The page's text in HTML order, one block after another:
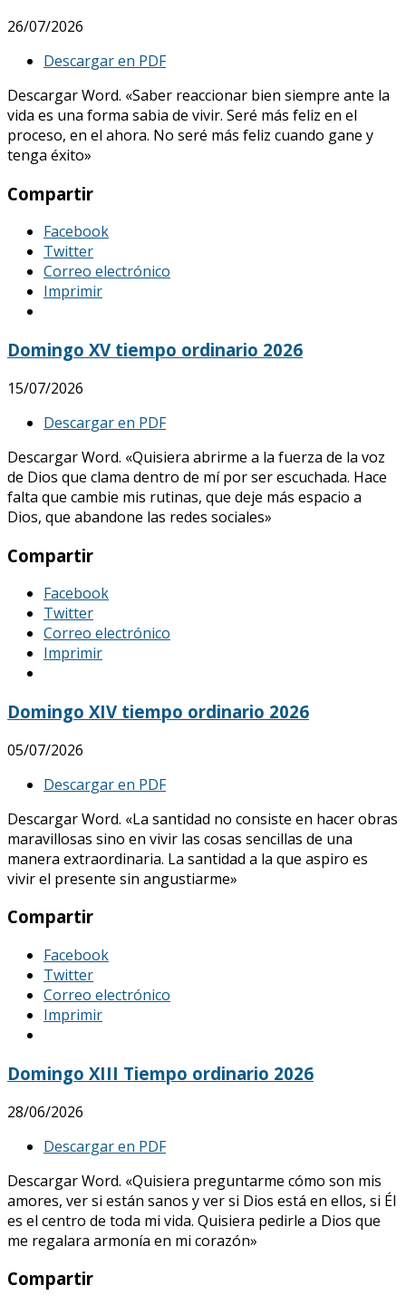
26/07/2026
Descargar en PDF
Descargar Word. «Saber reaccionar bien siempre ante la
vida es una forma sabia de vivir. Seré más feliz en el
proceso, en el ahora. No seré más feliz cuando gane y
tenga éxito»
Compartir
Facebook
Twitter
Correo electrónico
Imprimir
Domingo XV tiempo ordinario 2026
15/07/2026
Descargar en PDF
Descargar Word. «Quisiera abrirme a la fuerza de la voz
de Dios que clama dentro de mí por ser escuchada. Hace
falta que cambie mis rutinas, que deje más espacio a
Dios, que abandone las redes sociales»
Compartir
Facebook
Twitter
Correo electrónico
Imprimir
Domingo XIV tiempo ordinario 2026
05/07/2026
Descargar en PDF
Descargar Word. «La santidad no consiste en hacer obras
maravillosas sino en vivir las cosas sencillas de una
manera extraordinaria. La santidad a la que aspiro es
vivir el presente sin angustiarme»
Compartir
Facebook
Twitter
Correo electrónico
Imprimir
Domingo XIII Tiempo ordinario 2026
28/06/2026
Descargar en PDF
Descargar Word. «Quisiera preguntarme cómo son mis
amores, ver si están sanos y ver si Dios está en ellos, si Él
es el centro de toda mi vida. Quisiera pedirle a Dios que
me regalara armonía en mi corazón»
Compartir